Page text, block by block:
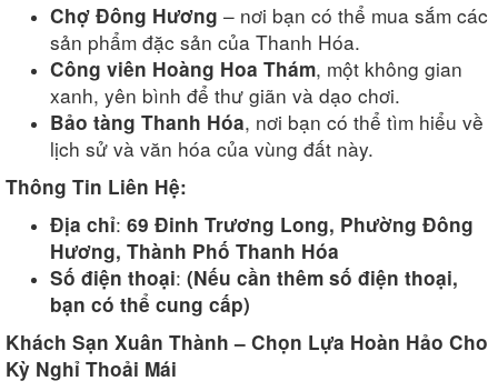
Chợ Đông Hương – nơi bạn có thể mua sắm các
sản phẩm đặc sản của Thanh Hóa.
Công viên Hoàng Hoa Thám, một không gian
xanh, yên bình để thư giãn và dạo chơi.
Bảo tàng Thanh Hóa, nơi bạn có thể tìm hiểu về
lịch sử và văn hóa của vùng đất này.
Thông Tin Liên Hệ:
Địa chỉ: 69 Đinh Trương Long, Phường Đông
Hương, Thành Phố Thanh Hóa
Số điện thoại: (Nếu cần thêm số điện thoại,
bạn có thể cung cấp)
Khách Sạn Xuân Thành – Chọn Lựa Hoàn Hảo Cho
Kỳ Nghỉ Thoải Mái